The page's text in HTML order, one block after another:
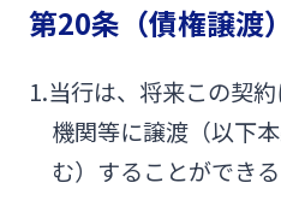
第20条（債権譲渡）
1.当行は、将来この契
機関等に譲渡（以下
む）することができる